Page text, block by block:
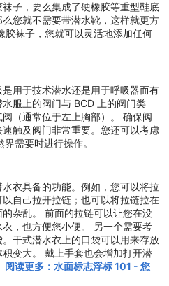
子，要么集成了硬橡胶等重型鞋底
您就不需要带潜水靴，这样就更方
胶袜子，您就可以灵活地添加任何
用于技术潜水还是用于呼吸器而有
服上的阀门与 BCD 上的阀门类
（通常位于左上胸部）。 确保阀
触及阀门非常重要。您还可以考虑
需要时进行操作。
衣具备的功能。例如，您可以将拉
自己拉开拉链；也可以将拉链拉在
杂乱。 前面的拉链可以让您在没
，也方便您小便。 另一个需要考
干式潜水衣上的口袋可以用来存放
变大。 戴上手套也会增加打开潜
阅读更多：水面标志浮标 101 - 您